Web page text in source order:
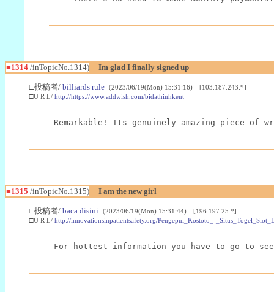
■1314 /inTopicNo.1314) Im glad I finally signed up
□投稿者/ billiards rule -(2023/06/19(Mon) 15:31:16) [103.187.243.*]
□U R L/ http://https://www.addwish.com/bidathinhkent
Remarkable! Its genuinely amazing piece
■1315 /inTopicNo.1315) I am the new girl
□投稿者/ baca disini -(2023/06/19(Mon) 15:31:44) [196.197.25.*]
□U R L/ http://innovationsinpatientsafety.org/Pengepul_Kostoto_-
For hottest information you have to go to